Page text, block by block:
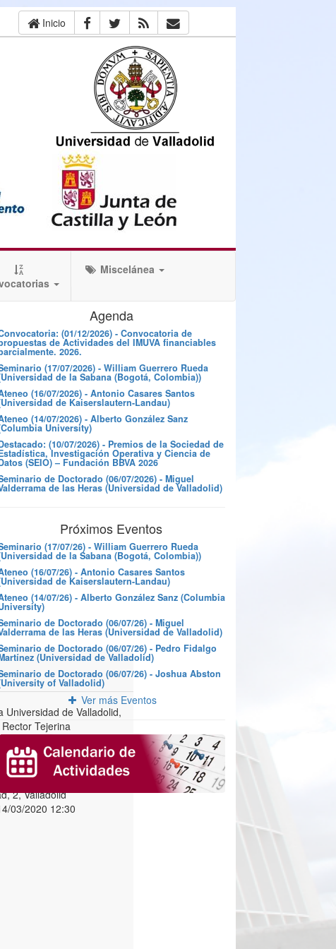
Inicio
Miscelánea
Agenda
(01/12/2026) - Convocatoria de
de Actividades del IMUVA financiables
2026.
(17/07/2026) - William Guerrero Rueda
de la Sabana (Bogotá, Colombia))
(16/07/2026) - Antonio Casares Santos
de Kaiserslautern-Landau)
(14/07/2026) - Alberto González Sanz
University)
(10/07/2026) - Premios de la Sociedad de
Investigación Operativa y Ciencia de
(SEIO) – Fundación BBVA 2026
de Doctorado (06/07/2026) - Miguel
de las Heras (Universidad de Valladolid)
Próximos Eventos
(17/07/26) - William Guerrero Rueda
de la Sabana (Bogotá, Colombia))
(16/07/26) - Antonio Casares Santos
de Kaiserslautern-Landau)
(14/07/26) - Alberto González Sanz (Columbia
de Doctorado (06/07/26) - Miguel
de las Heras (Universidad de Valladolid)
de Doctorado (06/07/26) - Pedro Fidalgo
(Universidad de Valladolid)
de Doctorado (06/07/26) - Joshua Abston
of Valladolid)
Ver más Eventos